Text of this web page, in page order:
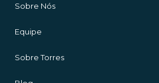
Sobre Nós
Equipe
Sobre Torres